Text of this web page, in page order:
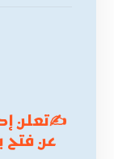
✍تعلن
عن فتح